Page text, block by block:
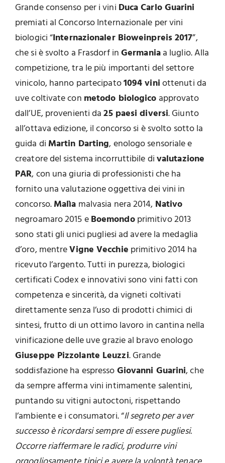
Grande consenso per i vini Duca Carlo Guarini
premiati al Concorso Internazionale per vini
biologici “Internazionaler Bioweinpreis 2017”,
che si è svolto a Frasdorf inGermaniaa luglio. Alla
competizione, tra le più importanti del settore
vinicolo, hanno partecipato1094 viniottenuti da
uve coltivate con metodo biologico approvato
dall’UE, provenienti da25 paesi diversi. Giunto
all’ottava edizione, il concorso si è svolto sotto la
guida di Martin Darting, enologo sensoriale e
creatore del sistema incorruttibile divalutazione
PAR, con una giuria di professionisti che ha
fornito una valutazione oggettiva dei vini in
concorso.Malìa malvasia nera 2014, Nativo
negroamaro 2015 eBoemondoprimitivo 2013
sono stati gli unici pugliesi ad avere la medaglia
d’oro, mentreVigne Vecchie primitivo 2014 ha
ricevuto l’argento. Tutti in purezza, biologici
certificati Codex e innovativi sono vini fatti con
competenza e sincerità, da vigneti coltivati
direttamente senza l’uso di prodotti chimici di
sintesi, frutto di un ottimo lavoro in cantina nella
vinificazione delle uve grazie al bravo enologo
Giuseppe Pizzolante Leuzzi. Grande
soddisfazione ha espressoGiovanni Guarini, che
da sempre afferma vini intimamente salentini,
puntando su vitigni autoctoni, rispettando
l’ambiente e i consumatori. “Il segreto per aver
successo è ricordarsi sempre di essere pugliesi.
Occorre riaffermare le radici, produrre vini